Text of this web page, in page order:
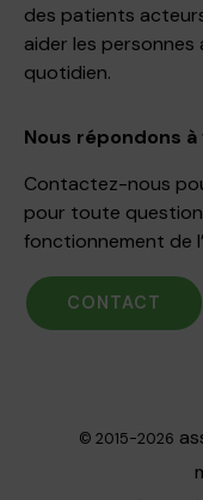
des patients
aider les
quotidien.
Nous répondons
Contactez-nous
pour toute question
fonctionnement de
CONTACT
© 2015-2026